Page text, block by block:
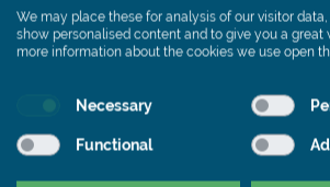
We may place these for analysis of our visitor
show personalised content and to give you a great
more information about the cookies we use open
Necessary
Functional